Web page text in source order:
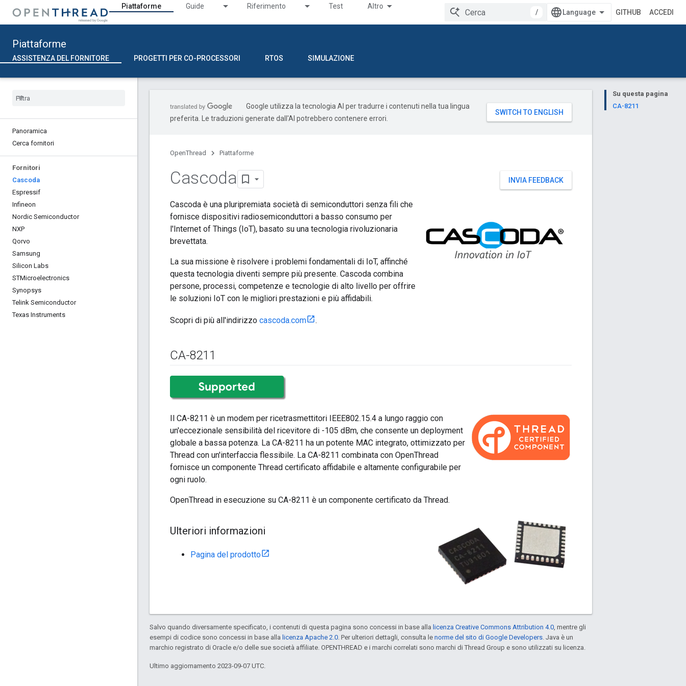
Piattaforme Guide Riferimento Test Altro
/ GITHUB ACCEDI
Piattaforme
ASSISTENZA DEL FORNITORE PROGETTI PER CO-PROCESSORI RTOS SIMULAZIONE
Panoramica
Cerca fornitori
Fornitori
Cascoda
Espressif
Infineon
Nordic Semiconductor
NXP
Qorvo
Samsung
Silicon Labs
STMicroelectronics
Synopsys
Telink Semiconductor
Texas Instruments
Su questa pagina
CA-8211
Google utilizza la tecnologia AI per tradurre i contenuti nella tua lingua
preferita. Le traduzioni generate dall'AI potrebbero contenere errori.
OpenThread Piattaforme
INVIA FEEDBACK
Cascoda
Cascoda è una pluripremiata società di semiconduttori senza fili che
fornisce dispositivi radiosemiconduttori a basso consumo per
l'Internet of Things (IoT), basato su una tecnologia rivoluzionaria
brevettata.
La sua missione è risolvere i problemi fondamentali di IoT, affinché
questa tecnologia diventi sempre più presente. Cascoda combina
persone, processi, competenze e tecnologie di alto livello per offrire
le soluzioni IoT con le migliori prestazioni e più affidabili.
Scopri di più all'indirizzo cascoda.com .
CA-8211
Il CA-8211 è un modem per ricetrasmettitori IEEE802.15.4 a lungo raggio con
un'eccezionale sensibilità del ricevitore di -105 dBm, che consente un deployment
globale a bassa potenza. La CA-8211 ha un potente MAC integrato, ottimizzato per
Thread con un'interfaccia flessibile. La CA-8211 combinata con OpenThread
fornisce un componente Thread certificato affidabile e altamente configurabile per
ogni ruolo.
OpenThread in esecuzione su CA-8211 è un componente certificato da Thread.
Ulteriori informazioni
Pagina del prodotto
Salvo quando diversamente specificato, i contenuti di questa pagina sono concessi in base alla licenza Creative Commons Attribution 4.0, mentre gli
esempi di codice sono concessi in base alla licenza Apache 2.0. Per ulteriori dettagli, consulta le norme del sito di Google Developers. Java è un
marchio registrato di Oracle e/o delle sue società affiliate. OPENTHREAD e i marchi correlati sono marchi di Thread Group e sono utilizzati su licenza.
Ultimo aggiornamento 2023-09-07 UTC.